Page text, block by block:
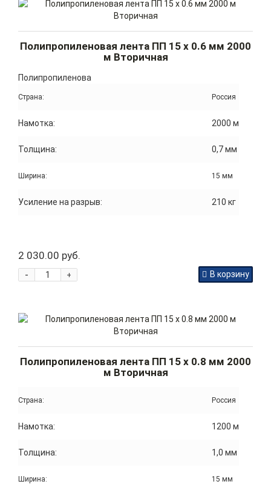
Полипропиленовая лента ПП 15 x 0.6 мм 2000
м Вторичная
Полипропиленова
Страна: Россия
Намотка: 2000 м
Толщина: 0,7 мм
Ширина: 15 мм
Усиление на разрыв: 210 кг
2 030.00 руб.
+
- В корзину
Полипропиленовая лента ПП 15 x 0.8 мм 2000
м Вторичная
Страна: Россия
Намотка: 1200 м
Толщина: 1,0 мм
Ширина: 15 мм